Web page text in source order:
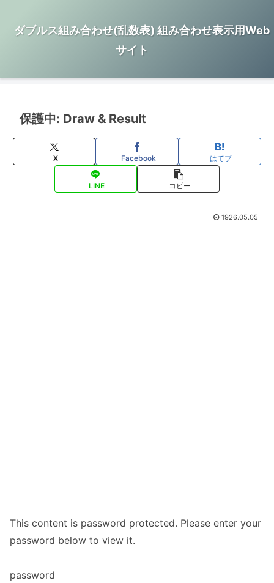
ダブルス組み合わせ(乱数表) 組み合わせ表示用Web
サイト
保護中: Draw & Result
X Facebook はてブ
LINE コピー
1926.05.05
This content is password protected. Please enter your
password below to view it.
password